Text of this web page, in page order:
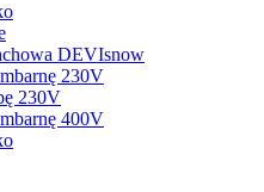
DEVIsnow
230V
230V
400V